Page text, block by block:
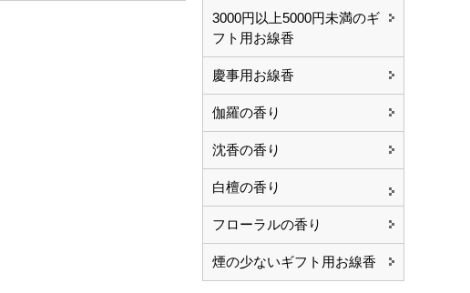
3000円以上5000円未満のギ
フト用お線香
慶事用お線香
伽羅の香り
沈香の香り
白檀の香り
フローラルの香り
煙の少ないギフト用お線香